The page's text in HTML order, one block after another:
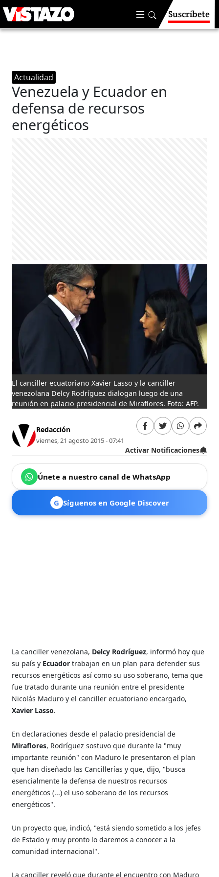
Suscríbete
Actualidad
Venezuela y Ecuador en
defensa de recursos
energéticos
El canciller ecuatoriano Xavier Lasso y la canciller
venezolana Delcy Rodríguez dialogan luego de una
reunión en palacio presidencial de Miraflores. Foto: AFP.
Redacción
viernes, 21 agosto 2015 - 07:41
Activar Notificaciones
Únete a nuestro canal de WhatsApp
G Síguenos en Google Discover
La canciller venezolana, Delcy Rodríguez, informó hoy que
su país y Ecuadortrabajan en un plan para defender sus
recursos energéticos así como su uso soberano, tema que
fue tratado durante una reunión entre el presidente
Nicolás Maduro y el canciller ecuatoriano encargado,
Xavier Lasso.
En declaraciones desde el palacio presidencial de
Miraflores, Rodríguez sostuvo que durante la "muy
importante reunión" con Maduro le presentaron el plan
que han diseñado las Cancillerías y que, dijo, "busca
esencialmente la defensa de nuestros recursos
energéticos (...) el uso soberano de los recursos
energéticos".
Un proyecto que, indicó, "está siendo sometido a los jefes
de Estado y muy pronto lo daremos a conocer a la
comunidad internacional".
La canciller reveló que durante el encuentro con Maduro